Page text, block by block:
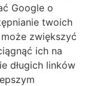
Google o
twoich
zwiększyć
ich na
długich linków